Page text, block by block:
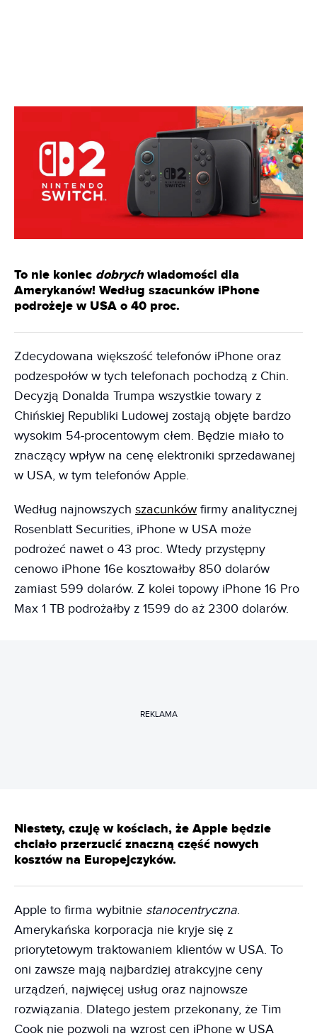
To nie koniec dobrychwiadomości dla
Amerykanów! Według szacunków iPhone
podrożeje w USA o 40 proc.
Zdecydowana większość telefonów iPhone oraz
podzespołów w tych telefonach pochodzą z Chin.
Decyzją Donalda Trumpa wszystkie towary z
Chińskiej Republiki Ludowej zostają objęte bardzo
wysokim 54-procentowym cłem. Będzie miało to
znaczący wpływ na cenę elektroniki sprzedawanej
w USA, w tym telefonów Apple.
Według najnowszych szacunków firmy analitycznej
Rosenblatt Securities, iPhone w USA może
podrożeć nawet o 43 proc. Wtedy przystępny
cenowo iPhone 16e kosztowałby 850 dolarów
zamiast 599 dolarów. Z kolei topowy iPhone 16 Pro
Max 1 TB podrożałby z 1599 do aż 2300 dolarów.
REKLAMA
Niestety, czuję w kościach, że Apple będzie
chciało przerzucić znaczną część nowych
kosztów na Europejczyków.
Apple to firma wybitnie stanocentryczna.
Amerykańska korporacja nie kryje się z
priorytetowym traktowaniem klientów w USA. To
oni zawsze mają najbardziej atrakcyjne ceny
urządzeń, najwięcej usług oraz najnowsze
rozwiązania. Dlatego jestem przekonany, że Tim
Cook nie pozwoli na wzrost cen iPhone w USA